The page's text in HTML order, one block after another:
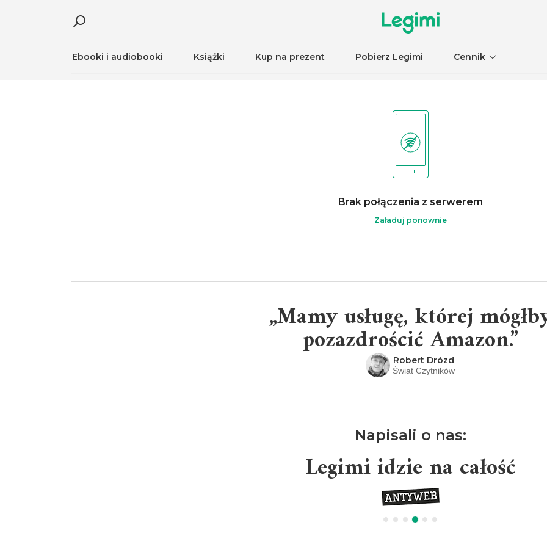
Ebooki i audiobooki Książki Kup na prezent Pobierz Legimi Cennik
Brak połączenia z serwerem
Załaduj ponownie
„Mamy usługę, której
pozazdrościć Amazon.”
Robert Drózd
Świat Czytników
Napisali o nas:
Legimi idzie na całość